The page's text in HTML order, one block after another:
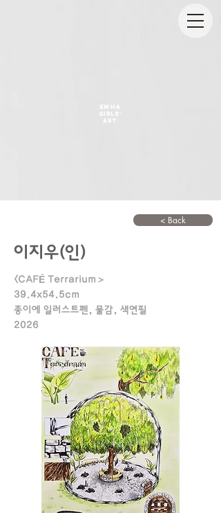
EWHA
GIRLS'
ART
< Back
이지우(인)
<CAFÉ Terrarium＞
39.4x54.5cm
종이에 일러스트펜, 물감, 색연필
2026